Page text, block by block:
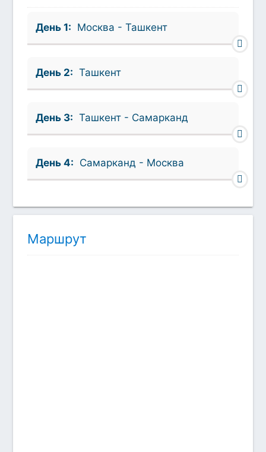
День 1: Москва - Ташкент
День 2: Ташкент
День 3: Ташкент - Самарканд
День 4: Самарканд - Москва
Маршрут